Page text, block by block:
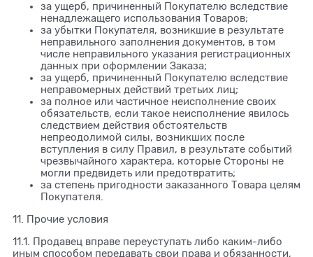
за ущерб, причиненный Покупателю вследствие
ненадлежащего использования Товаров;
за убытки Покупателя, возникшие в результате
неправильного заполнения документов, в том
числе неправильного указания регистрационных
данных при оформлении Заказа;
за ущерб, причиненный Покупателю вследствие
неправомерных действий третьих лиц;
за полное или частичное неисполнение своих
обязательств, если такое неисполнение явилось
следствием действия обстоятельств
непреодолимой силы, возникших после
вступления в силу Правил, в результате событий
чрезвычайного характера, которые Стороны не
могли предвидеть или предотвратить;
за степень пригодности заказанного Товара целям
Покупателя.
11. Прочие условия
11.1. Продавец вправе переуступать либо каким-либо
иным способом передавать свои права и обязанности,